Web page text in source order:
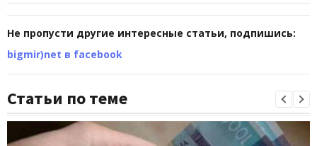
Не пропусти другие интересные статьи, подпишись:
bigmir)net в facebook
Статьи по теме